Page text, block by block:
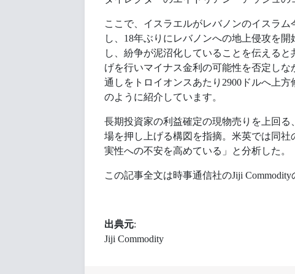
ここで、イスラエルがレバノンのイスラ
し、18年ぶりにレバノンへの地上侵攻を
し、紛争が泥沼化していることを伝える
げを行いマイナス金利の可能性を否定し
通しをトロイオンスあたり2900ドルへ上
のように紹介しています。
長期投資家の利益確定の現物売りを上回
場を押し上げる構図を指摘。米英では同
実性への不安を高めている」と分析した。
この記事全文は時事通信社のJiji Commodity
出典元:
Jiji Commodity